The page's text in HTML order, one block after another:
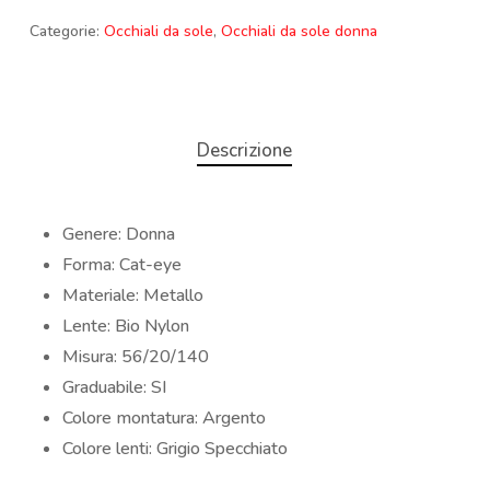
Categorie: Occhiali da sole, Occhiali da sole donna
Descrizione
Genere: Donna
Forma: Cat-eye
Materiale: Metallo
Lente: Bio Nylon
Misura: 56/20/140
Graduabile: SI
Colore montatura: Argento
Colore lenti: Grigio Specchiato